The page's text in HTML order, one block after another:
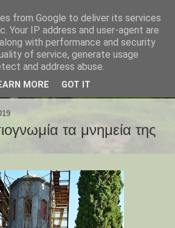
τα μνημεία της
from Google to deliver its services
Your IP address and user-agent are
with performance and security
of service, generate usage
and address abuse.
MORE GOT IT